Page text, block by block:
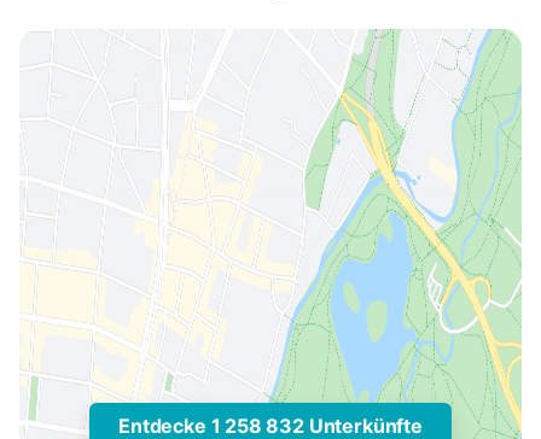
Entdecke 1 258 832 Unterkünfte